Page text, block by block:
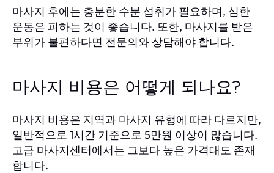
마사지 후에는 충분한 수분 섭취가 필요하며, 심한
운동은 피하는 것이 좋습니다. 또한, 마사지를 받은
부위가 불편하다면 전문의와 상담해야 합니다.
마사지 비용은 어떻게 되나요?
마사지 비용은 지역과 마사지 유형에 따라 다르지만,
일반적으로 1시간 기준으로 5만원 이상이 많습니다.
고급 마사지센터에서는 그보다 높은 가격대도 존재
합니다.